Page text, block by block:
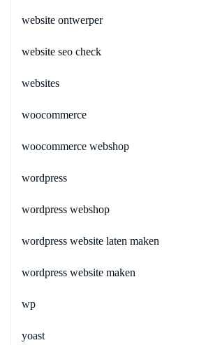
website ontwerper
website seo check
websites
woocommerce
woocommerce webshop
wordpress
wordpress webshop
wordpress website laten maken
wordpress website maken
wp
yoast